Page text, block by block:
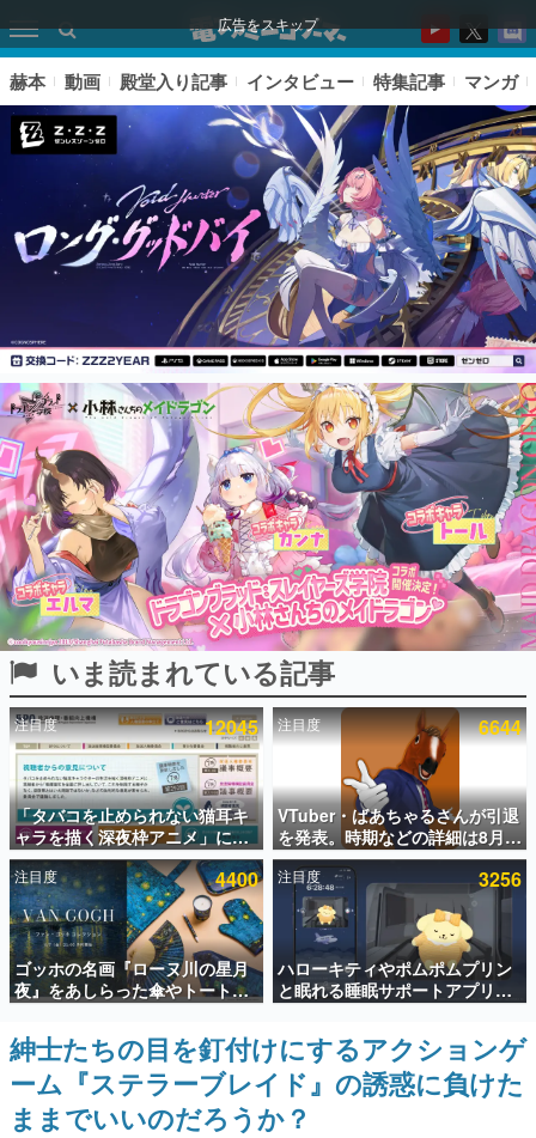
広告をスキップ
ピックアップ
電ファミのいま読まれている記事ランキング
アプリセール情報
インタビュー
連載・特集一覧
殿堂入り記事
SNS拡散数が数千以上！ ページビュー数万以上！ などな
ど。多くの人々に読まれた、電ファミ渾身の“殿堂入り”記
事をまとめました。
ゲームの企画書
名作ゲームクリエイターの方々に製作時のエピソードをお
聞きし、ヒットする企画（ゲーム）とは何か？を探ってい
きます。
赫本
この物語を解いてはいけない。『赫本』は、〈試験問題〉
の形をした短編ホラー小説集です。
新世代に訊く
これからのデジタルゲーム市場を担う若きクリエイター達
の姿を追い、彼らのルーツと情熱を探っていきます。
ゲーム世代の作家たち
ゲームに多大な影響を受けた作家さんに取材し、ゲームが
日本のコンテンツ産業やカルチャーに与えた影響を探る企
画です。
赫本 動画 殿堂入り記事 インタビュー 特集記事 マンガ
いま読まれている記事
注目度 12045
「タバコを止められない猫耳キ
ャラを描く深夜枠アニメ」に視
聴者の一部から批判意見。違法
薬物の使用と思しき描写も含め
て、BPOが議論を交わす
注目度 6644
VTuber・ばあちゃるさんが引退
を発表。時期などの詳細は8月9
日15時からの配信で説明
注目度 4400
ゴッホの名画『ローヌ川の星月
夜』をあしらった傘やトートバ
ッグなどが登場。8月7日21時よ
り2日間限定で予約販売
注目度 3256
ハローキティやポムポムプリン
と眠れる睡眠サポートアプリ
『ゆめたび』が配信中。キャラ
ごとのASMRや目覚ましアラー
ムも搭載
紳士たちの目を釘付けにするアクションゲ
ーム『ステラーブレイド』の誘惑に負けた
ままでいいのだろうか？